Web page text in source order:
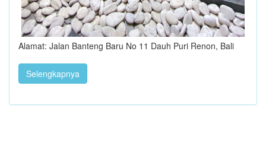
Alamat: Jalan Banteng Baru No 11 Dauh Puri Renon, Bali
Selengkapnya